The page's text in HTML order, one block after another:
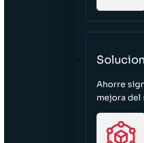
Ahorre
mejora del